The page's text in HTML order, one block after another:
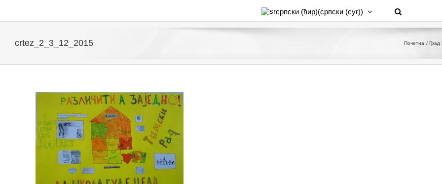
српски (ћир)(српски (cyr))
crtez_2_3_12_2015 Почетна Град